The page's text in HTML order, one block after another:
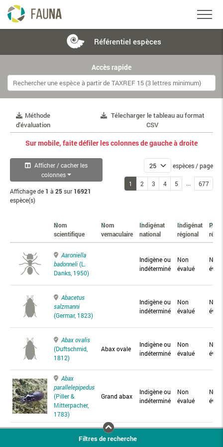
Référentiel espèces
Accès rapide
Méthode
d'évaluation
Télecharger le tableau au format
CSV
Sur mobile, faite défiler les colonnes de gauche à droite
Afficher / cacher les
colonnes
Affichage de 1 à 25sur 16921
espèce(s)
espèces / page
1 2 3 4 5 ... 677
Nom
scientifique
Nom
vernaculaire
Indigénat
national
Indigénat
régional
Aaroniella
badonneli(L.
Danks, 1950)
Indigène ou
indéterminé
Non
évalué
Non
Abacetus
salzmanni
(Germar, 1823)
Indigène ou
indéterminé
Non
évalué
Non
Abax ovalis
(Duftschmid,
1812)
Abax ovale
Indigène ou
indéterminé
Non
évalué
Non
Abax
parallelepipedus
(Piller &
Mitterpacher,
1783)
Grand abax
Indigène ou
indéterminé
Non
évalué
Non
Abax
Abax
Filtres de recherche